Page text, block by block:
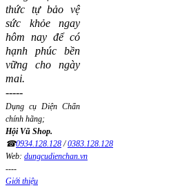
thức tự bảo vệ
sức khỏe ngay
hôm nay để có
hạnh phúc bền
vững cho ngày
mai.
-----
Dụng cụ Diện Chẩn
chính hãng;
Hội Vũ Shop.
☎0934.128.128/0383.128.128
Web: dungcudienchan.vn
----
Giới thiệu